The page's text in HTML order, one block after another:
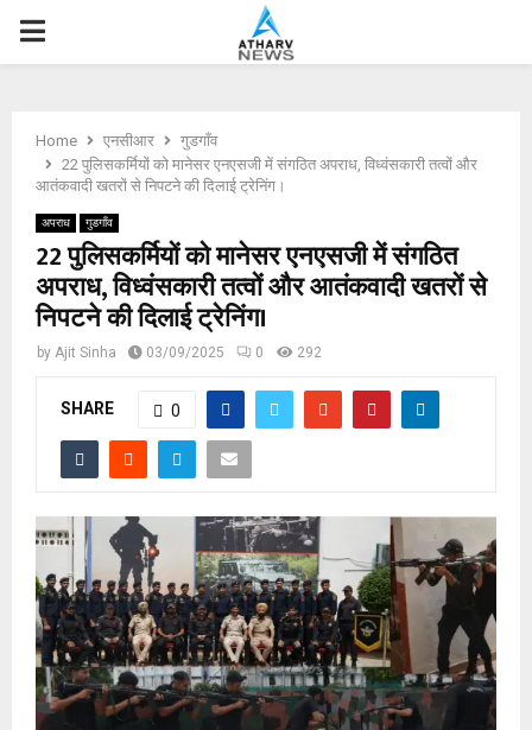
P
M
A
E
N
U
Home एनसीआर
गुडगाँव
22 पुलिसकर्मियों को मानेसर एनएसजी में संगठित अपराध, विध्वंसकारी तत्वों और
आतंकवादी खतरों से निपटने की दिलाई ट्रेनिंग।
अपराध गुडगाँव
22 पुलिसकर्मियों को मानेसर एनएसजी में संगठित
अपराध, विध्वंसकारी तत्वों और आतंकवादी खतरों से
निपटने की दिलाई ट्रेनिंग।
by Ajit Sinha 03/09/2025 0 292
SHARE 0